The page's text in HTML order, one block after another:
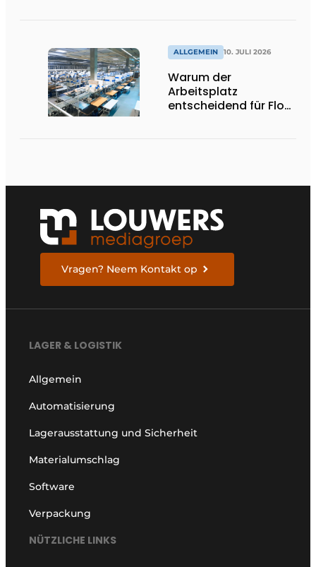
unterstützen
ALLGEMEIN 10. JULI 2026
Warum der
Arbeitsplatz
entscheidend für Flow,
Vragen? Neem Kontakt op
LAGER & LOGISTIK
Allgemein
Automatisierung
Lagerausstattung und Sicherheit
Materialumschlag
Software
Verpackung
NÜTZLICHE LINKS